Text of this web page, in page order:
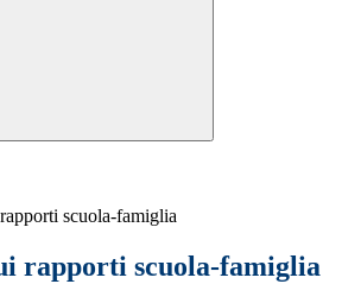
scuola-famiglia
rapporti scuola-famiglia